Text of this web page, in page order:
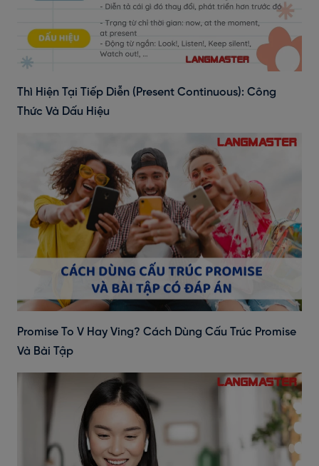
Thì Hiện Tại Tiếp Diễn (Present Continuous): Công
Thức Và Dấu Hiệu
Promise To V Hay Ving? Cách Dùng Cấu Trúc Promise
Và Bài Tập